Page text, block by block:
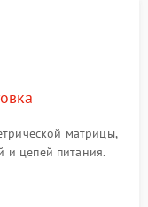
матрицы,
и цепей питания.
памяти и
SMD-компонентов